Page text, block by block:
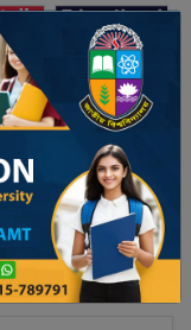
প্রফেশনাল অনার্স
ঢাকা বিশ্ববিদ্যালয় ২০২৫-২৬
List District Wise
Information